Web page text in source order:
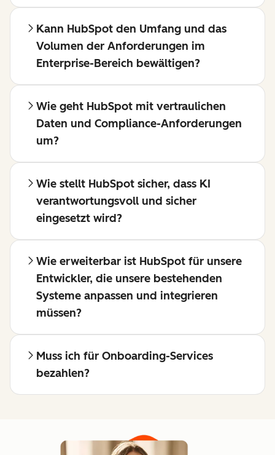
Kann HubSpot den Umfang und das
Volumen der Anforderungen im
Enterprise-Bereich bewältigen?
Wie geht HubSpot mit vertraulichen
Daten und Compliance-Anforderungen
um?
Wie stellt HubSpot sicher, dass KI
verantwortungsvoll und sicher
eingesetzt wird?
Wie erweiterbar ist HubSpot für unsere
Entwickler, die unsere bestehenden
Systeme anpassen und integrieren
müssen?
Muss ich für Onboarding-Services
bezahlen?